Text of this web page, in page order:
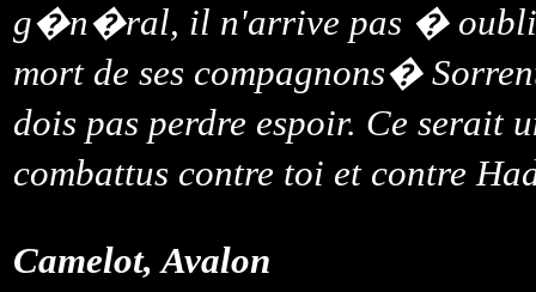
g�n�ral, il n'arrive pas �
mort de ses compagnons�
dois pas perdre espoir. Ce serait
combattus contre toi et contre
Camelot, Avalon